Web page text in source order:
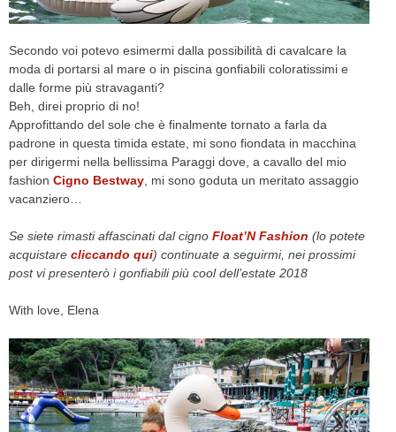
CELEB
VIDEO
PRESS
CONTACT
HOME
Secondo voi potevo esimermi dalla possibilità di cavalcare la
moda di portarsi al mare o in piscina gonfiabili coloratissimi e
dalle forme più stravaganti?
Beh, direi proprio di no!
Approfittando del sole che è finalmente tornato a farla da
padrone in questa timida estate, mi sono fiondata in macchina
per dirigermi nella bellissima Paraggi dove, a cavallo del mio
fashion Cigno Bestway , mi sono goduta un meritato assaggio
vacanziero…
Se siete rimasti affascinati dal cigno Float’N Fashion (lo potete
acquistare cliccando qui) continuate a seguirmi, nei prossimi
post vi presenterò i gonfiabili più cool dell’estate 2018
With love, Elena